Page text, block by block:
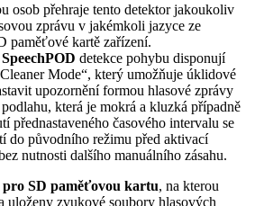
osob přehraje tento detektor jakoukoliv
zprávu v jakémkoli jazyce ze
paměťové kartě zařízení.
detekce pohybu disponují
Mode“, který umožňuje úklidové
upozornění formou hlasové zprávy
která je mokrá a kluzká případně
přednastaveného časového intervalu se
do původního režimu před aktivací
nutnosti dalšího manuálního zásahu.
pro SD paměťovou kartu, na kterou
uloženy zvukové soubory hlasových